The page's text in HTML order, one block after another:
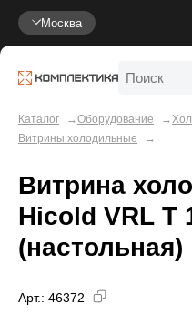
Москва
Каталог Оборудование
Витрины холодильные
Витрина
Hicold VRL T
(настольная)
Арт.: 46372